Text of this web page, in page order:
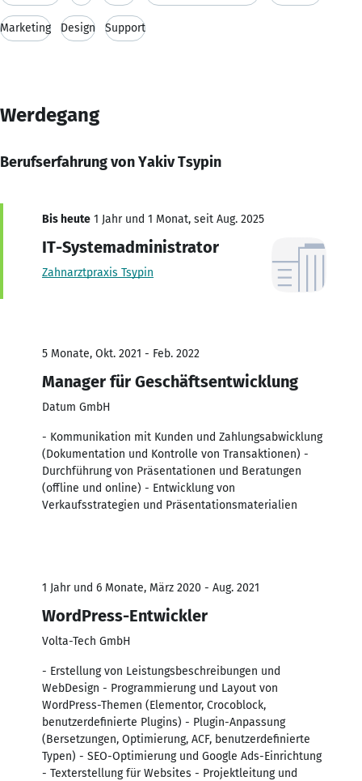
Marketing Design Support
Werdegang
Berufserfahrung von Yakiv Tsypin
Bis heute 1 Jahr und 1 Monat, seit Aug. 2025
IT-Systemadministrator
Zahnarztpraxis Tsypin
5 Monate, Okt. 2021 - Feb. 2022
Manager für Geschäftsentwicklung
Datum GmbH
- Kommunikation mit Kunden und Zahlungsabwicklung
(Dokumentation und Kontrolle von Transaktionen) -
Durchführung von Präsentationen und Beratungen
(offline und online) - Entwicklung von
Verkaufsstrategien und Präsentationsmaterialien
1 Jahr und 6 Monate, März 2020 - Aug. 2021
WordPress-Entwickler
Volta-Tech GmbH
- Erstellung von Leistungsbeschreibungen und
WebDesign - Programmierung und Layout von
WordPress-Themen (Elementor, Crocoblock,
benutzerdefinierte Plugins) - Plugin-Anpassung
(Bersetzungen, Optimierung, ACF, benutzerdefinierte
Typen) - SEO-Optimierung und Google Ads-Einrichtung
- Texterstellung für Websites - Projektleitung und